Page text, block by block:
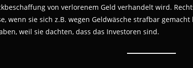
von verlorenem Geld verhandelt wird.
wenn sie sich z.B. wegen Geldwäsche strafbar
weil sie dachten, dass das Investoren sind.